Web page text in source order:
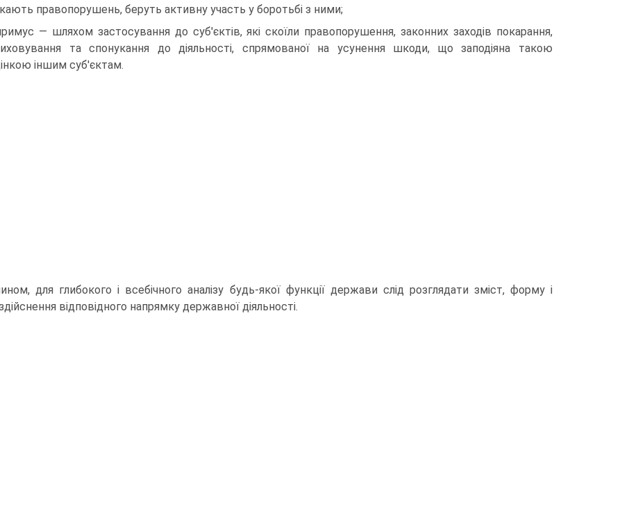
правопорушень, беруть активну участь у боротьбі з ними;
— шляхом застосування до суб'єктів, які скоїли правопорушення, законних заходів покарання,
та спонукання до діяльності, спрямованої на усунення шкоди, що заподіяна такою
іншим суб'єктам.
для глибокого і всебічного аналізу будь-якої функції держави слід розглядати зміст, форму і
відповідного напрямку державної діяльності.